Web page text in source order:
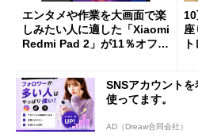
エンタメや作業を大画面で楽
しみたい人に適した「Xiaomi
Redmi Pad 2」が11％オフの
SNSアカウント
使ってます。
AD（Dreaw合同会社）